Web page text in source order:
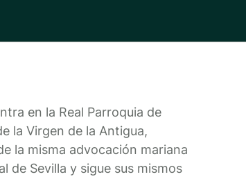
en la Real Parroquia de
la Virgen de la Antigua,
la misma advocación mariana
de Sevilla y sigue sus mismos